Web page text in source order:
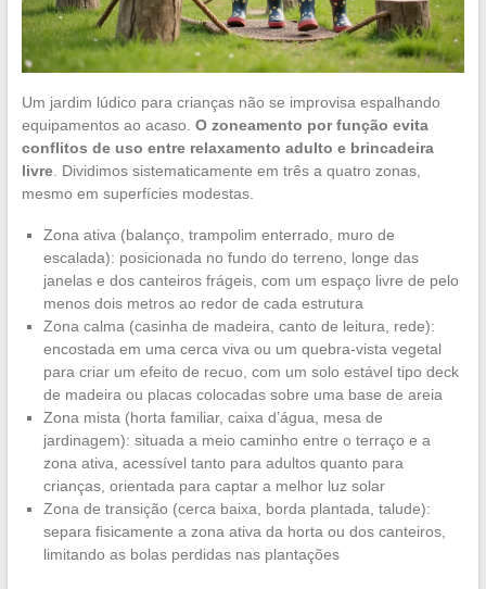
Um jardim lúdico para crianças não se improvisa espalhando
equipamentos ao acaso. O zoneamento por função evita
conflitos de uso entre relaxamento adulto e brincadeira
livre. Dividimos sistematicamente em três a quatro zonas,
mesmo em superfícies modestas.
Zona ativa (balanço, trampolim enterrado, muro de
escalada): posicionada no fundo do terreno, longe das
janelas e dos canteiros frágeis, com um espaço livre de pelo
menos dois metros ao redor de cada estrutura
Zona calma (casinha de madeira, canto de leitura, rede):
encostada em uma cerca viva ou um quebra-vista vegetal
para criar um efeito de recuo, com um solo estável tipo deck
de madeira ou placas colocadas sobre uma base de areia
Zona mista (horta familiar, caixa d’água, mesa de
jardinagem): situada a meio caminho entre o terraço e a
zona ativa, acessível tanto para adultos quanto para
crianças, orientada para captar a melhor luz solar
Zona de transição (cerca baixa, borda plantada, talude):
separa fisicamente a zona ativa da horta ou dos canteiros,
limitando as bolas perdidas nas plantações